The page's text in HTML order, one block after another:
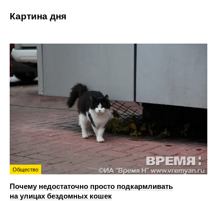
Картина дня
Общество
Почему недостаточно просто подкармливать
на улицах бездомных кошек